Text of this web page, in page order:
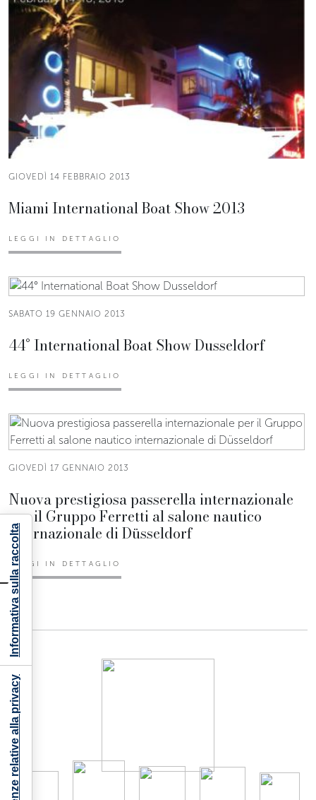
GIOVEDÌ 14 FEBBRAIO 2013
Miami International Boat Show 2013
LEGGI IN DETTAGLIO
SABATO 19 GENNAIO 2013
44° International Boat Show Dusseldorf
LEGGI IN DETTAGLIO
GIOVEDÌ 17 GENNAIO 2013
Nuova prestigiosa passerella internazionale
per il Gruppo Ferretti al salone nautico
internazionale di Düsseldorf
LEGGI IN DETTAGLIO
Informativa sulla raccolta